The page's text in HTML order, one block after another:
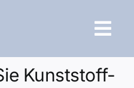
Kunststoff-